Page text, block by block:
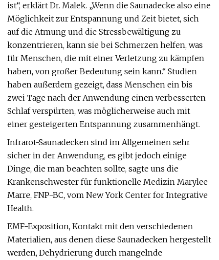
ist“, erklärt Dr. Malek. „Wenn die Saunadecke also eine
Möglichkeit zur Entspannung und Zeit bietet, sich
auf die Atmung und die Stressbewältigung zu
konzentrieren, kann sie bei Schmerzen helfen, was
für Menschen, die mit einer Verletzung zu kämpfen
haben, von großer Bedeutung sein kann.“ Studien
haben außerdem gezeigt, dass Menschen ein bis
zwei Tage nach der Anwendung einen verbesserten
Schlaf verspürten, was möglicherweise auch mit
einer gesteigerten Entspannung zusammenhängt.
Infrarot-Saunadecken sind im Allgemeinen sehr
sicher in der Anwendung, es gibt jedoch einige
Dinge, die man beachten sollte, sagte uns die
Krankenschwester für funktionelle Medizin Marylee
Marre, FNP-BC, vom New York Center for Integrative
Health.
EMF-Exposition, Kontakt mit den verschiedenen
Materialien, aus denen diese Saunadecken hergestellt
werden, Dehydrierung durch mangelnde